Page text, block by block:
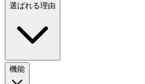
選ばれる理由
機能